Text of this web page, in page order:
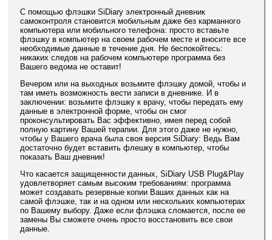
С помощью флэшки SiDiary электронный дневник
самоконтроля становится мобильным даже без карманного
компьютера или мобильного телефона: просто вставьте
флэшку в компьютер на своем рабочем месте и вносите все
необходимые данные в течение дня. Не беспокойтесь:
никаких следов на рабочем компьютере программа без
Вашего ведома не оставит!
Вечером или на выходных возьмите флэшку домой, чтобы и
там иметь возможность вести записи в дневнике. И в
заключении: возьмите флэшку к врачу, чтобы передать ему
данные в электронной форме, чтобы он смог
проконсультировать Вас эффективно, имея перед собой
полную картину Вашей терапии. Для этого даже не нужно,
чтобы у Вашего врача была своя версия SiDiary: Ведь Вам
достаточно будет вставить флешку в компьютер, чтобы
показать Ваш дневник!
Что касается защищенности данных, SiDiary USB Plug&Play
удовлетворяет самым высоким требованиям: программа
может создавать резервные копии Ваших данных как на
самой флэшке, так и на одном или нескольких компьютерах
по Вашему выбору. Даже если флэшка сломается, после ее
замены Вы сможете очень просто восстановить все свои
данные.